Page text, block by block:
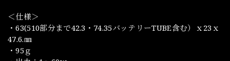
＜仕様＞
・63(510部分まで42.3・74.35バッテリーTUBE含む）ｘ23ｘ
47.6.㎜
・95ｇ